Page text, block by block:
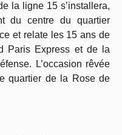
la ligne 15 s’installera,
du centre du quartier
et relate les 15 ans de
Paris Express et de la
L’occasion rêvée
quartier de la Rose de